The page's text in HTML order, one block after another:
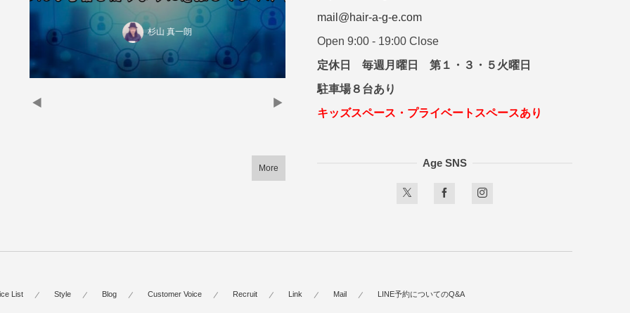
杉山 真一朗
杉山 真一朗
More
mail@hair-a-g-e.com
Open 9:00 - 19:00 Close
定休日 毎週月曜日 第１・３・５火曜日
駐車場８台あり
キッズスペース・プライベートスペースあり
Age SNS
List Style Blog Customer Voice Recruit Link Mail LINE予約についてのQ&A